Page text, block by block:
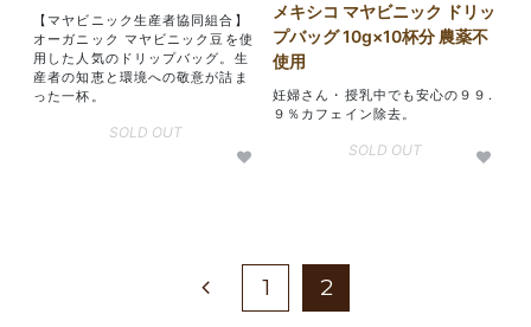
【マヤビニック生産者協同組合】
オーガニック マヤビニック豆を使
用した人気のドリップバッグ。生
産者の知恵と環境への敬意が詰ま
った一杯。
SOLD OUT
メキシコ マヤビニック ドリッ
プバッグ 10g×10杯分 農薬不
使用
妊婦さん・授乳中でも安心の９９.
９％カフェイン除去。
SOLD OUT
1 2